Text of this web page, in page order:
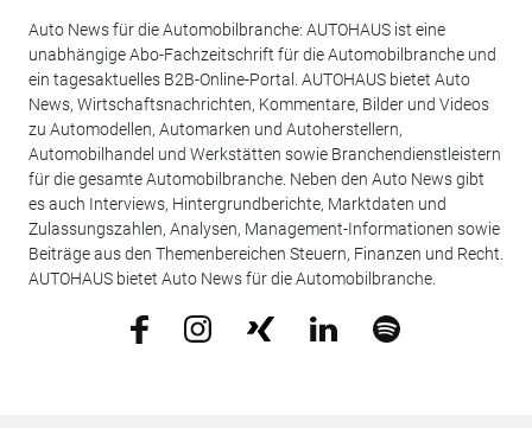
Auto News für die Automobilbranche: AUTOHAUS ist eine
unabhängige Abo-Fachzeitschrift für die Automobilbranche und
ein tagesaktuelles B2B-Online-Portal. AUTOHAUS bietet Auto
News, Wirtschaftsnachrichten, Kommentare, Bilder und Videos
zu Automodellen, Automarken und Autoherstellern,
Automobilhandel und Werkstätten sowie Branchendienstleistern
für die gesamte Automobilbranche. Neben den Auto News gibt
es auch Interviews, Hintergrundberichte, Marktdaten und
Zulassungszahlen, Analysen, Management-Informationen sowie
Beiträge aus den Themenbereichen Steuern, Finanzen und Recht.
AUTOHAUS bietet Auto News für die Automobilbranche.